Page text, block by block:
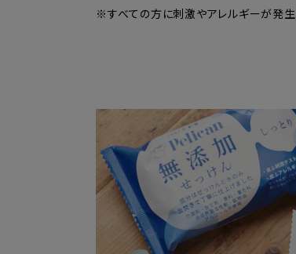
※すべての方に刺激やアレルギーが発生